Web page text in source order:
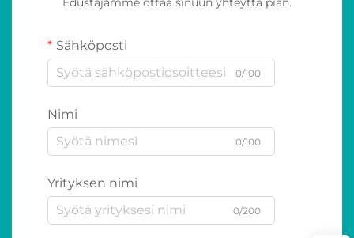
Sähköposti
0/100
Nimi
0/100
Yrityksen nimi
0/200